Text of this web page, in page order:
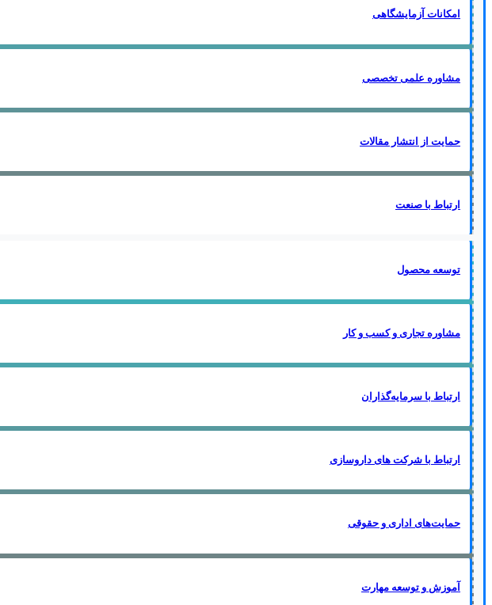
امکانات آزمایشگاهی
مشاوره علمی تخصصی
حمایت از انتشار مقالات
ارتباط با صنعت
توسعه محصول
مشاوره تجاری و کسب و کار
ارتباط با سرمایه‌گذاران
ارتباط با شرکت های داروسازی
حمایت‌های اداری و حقوقی
آموزش و توسعه مهارت